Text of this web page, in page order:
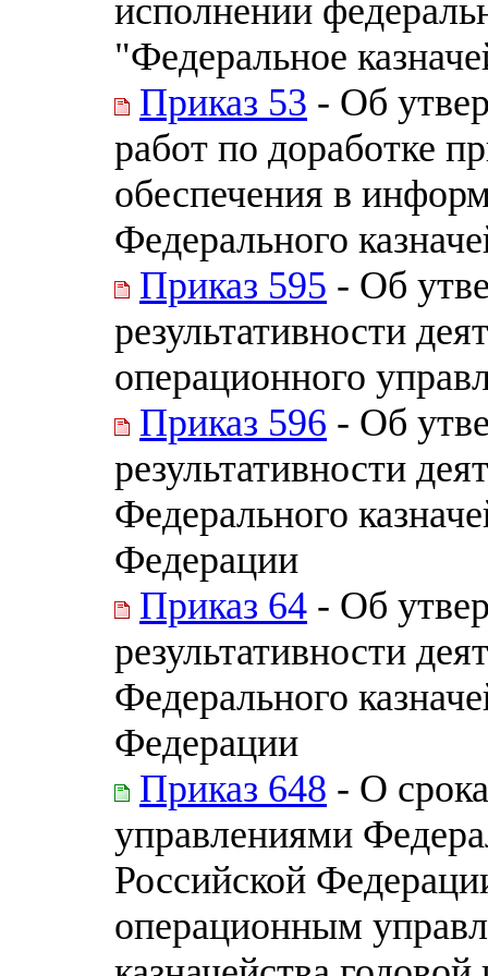
исполнении
"Федеральное
Приказ 53 - Об
работ по доработке
обеспечения в
Федерального
Приказ 595 - Об
результативности
операционного
Приказ 596 - Об
результативности
Федерального
Федерации
Приказ 64 - Об
результативности
Федерального
Федерации
Приказ 648 - О
управлениями
Российской
операционным